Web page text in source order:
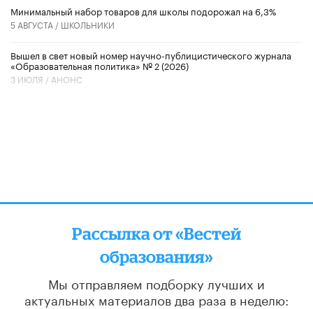
Минимальный набор товаров для школы подорожал на 6,3%
5 АВГУСТА / ШКОЛЬНИКИ
Вышел в свет новый номер научно-публицистического журнала
«Образовательная политика» № 2 (2026)
3 ИЮЛЯ / АНОНС
Рассылка от «Вестей
образования»
Мы отправляем подборку лучших и
актуальных материалов два раза в неделю: